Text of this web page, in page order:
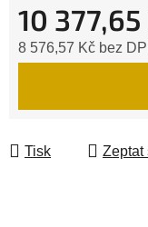
10 377,65
8 576,57 Kč bez
Tisk Zeptat